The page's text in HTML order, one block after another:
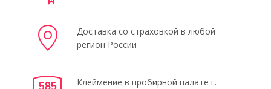
Доставка со страховкой в любой
регион России
Клеймение в пробирной палате г.